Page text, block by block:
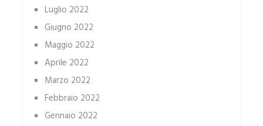
Luglio 2022
Giugno 2022
Maggio 2022
Aprile 2022
Marzo 2022
Febbraio 2022
Gennaio 2022